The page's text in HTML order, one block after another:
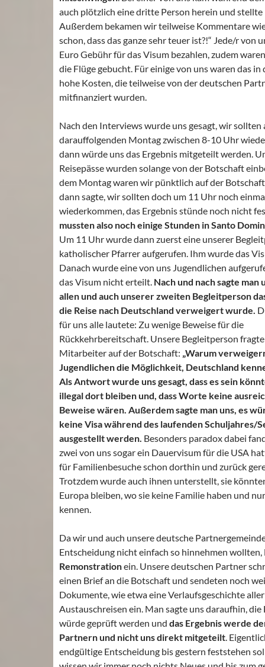
auch plötzlich eine dritte Person herein und stellte
Außerdem bekamen wir teilweise Kommentare wie
schon, dass das ganze sehr teuer ist?!“ Jede/r von
Euro Gebühr für das Visum bezahlen, zudem
die Flüge gebucht. Für einige von uns waren das in
hohe Kosten, die teilweise von der deutschen
mitfinanziert wurden.
Nach den Interviews wurde uns gesagt, wir sollten
darauffolgenden Montag zwischen 8-10 Uhr
dann würde uns das Ergebnis mitgeteilt werden.
Reisepässe wurden solange von der Botschaft
dem Montag waren wir pünktlich auf der
dann sagte, wir sollten doch um 11 Uhr noch
wiederkommen, das Ergebnis stünde noch nicht
mussten also noch einige Stunden in Santo
Um 11 Uhr wurde dann zuerst eine unserer
katholischer Pfarrer aufgerufen. Ihm wurde das
Danach wurde eine von uns Jugendlichen
das Visum nicht erteilt. Nach und nach sagte man
allen und auch unserer zweiten Begleitperson
die Reise nach Deutschland verweigert wurde.
für uns alle lautete: Zu wenige Beweise für die
Rückkehrbereitschaft. Unsere Begleitperson
Mitarbeiter auf der Botschaft: „Warum
Jugendlichen die Möglichkeit, Deutschland
Als Antwort wurde uns gesagt, dass es sein
illegal dort bleiben und, dass Worte keine
Beweise wären. Außerdem sagte man uns, es
keine Visa während des laufenden Schuljahres/
ausgestellt werden. Besonders paradox dabei
zwei von uns sogar ein Dauervisum für die USA
für Familienbesuche schon dorthin und zurück
Trotzdem wurde auch ihnen unterstellt, sie
Europa bleiben, wo sie keine Familie haben und
kennen.
Da wir und auch unsere deutsche
Entscheidung nicht einfach so hinnehmen wollten,
Remonstrationein. Unsere deutschen Partner
einen Brief an die Botschaft und sendeten noch
Dokumente, wie etwa eine Verlaufsgeschichte
Austauschreisen ein. Man sagte uns daraufhin, die
würde geprüft werden und das Ergebnis werde
Partnern und nicht uns direkt mitgeteilt.
endgültige Entscheidung bis gestern feststehen